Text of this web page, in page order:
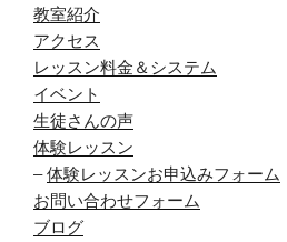
教室紹介
アクセス
レッスン料金＆システム
イベント
生徒さんの声
体験レッスン
–体験レッスンお申込みフォーム
お問い合わせフォーム
ブログ